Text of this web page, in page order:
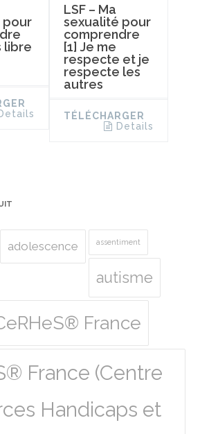
pour
libre
LSF – Ma
sexualité pour
comprendre
[1] Je me
respecte et je
respecte les
autres
TÉLÉCHARGER
Details
adolescence assentiment
autisme
France
France (Centre
Handicaps et